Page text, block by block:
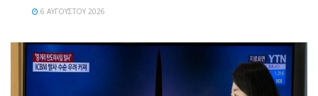
6 ΑΥΓΟΎΣΤΟΥ 2026